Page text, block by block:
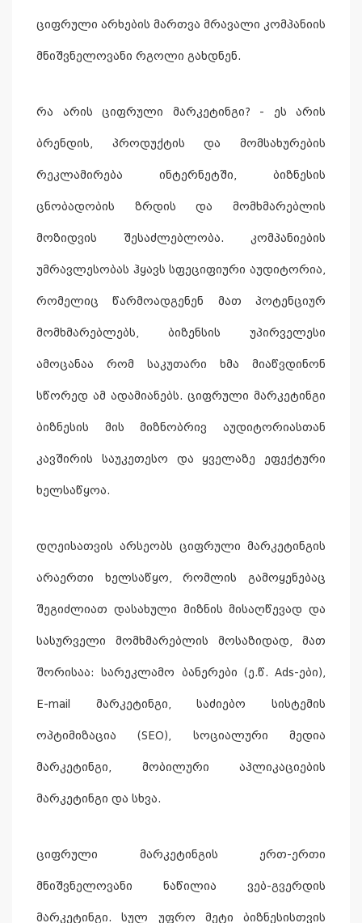
ციფრული არხების მართვა მრავალი კომპანიის
მნიშვნელოვანი რგოლი გახდნენ.
რა არის ციფრული მარკეტინგი? - ეს არის
ბრენდის, პროდუქტის და მომსახურების
რეკლამირება ინტერნეტში, ბიზნესის
ცნობადობის ზრდის და მომხმარებლის
მოზიდვის შესაძლებლობა. კომპანიების
უმრავლესობას ჰყავს სფეციფიური აუდიტორია,
რომელიც წარმოადგენენ მათ პოტენციურ
მომხმარებლებს, ბიზენსის უპირველესი
ამოცანაა რომ საკუთარი ხმა მიაწვდინონ
სწორედ ამ ადამიანებს. ციფრული მარკეტინგი
ბიზნესის მის მიზნობრივ აუდიტორიასთან
კავშირის საუკეთესო და ყველაზე ეფექტური
ხელსაწყოა.
დღეისათვის არსეობს ციფრული მარკეტინგის
არაერთი ხელსაწყო, რომლის გამოყენებაც
შეგიძლიათ დასახული მიზნის მისაღწევად და
სასურველი მომხმარებლის მოსაზიდად, მათ
შორისაა: სარეკლამო ბანერები (ე.წ. Ads-ები),
E-mail მარკეტინგი, საძიებო სისტემის
ოპტიმიზაცია (SEO), სოციალური მედია
მარკეტინგი, მობილური აპლიკაციების
მარკეტინგი და სხვა.
ციფრული მარკეტინგის ერთ-ერთი
მნიშვნელოვანი ნაწილია ვებ-გვერდის
მარკეტინგი. სულ უფრო მეტი ბიზნესისთვის